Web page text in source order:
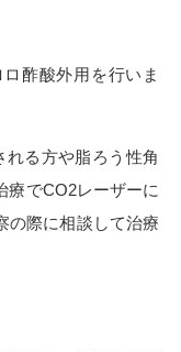
酢酸外用を行いま
る方や脂ろう性角
療でCO2レーザーに
の際に相談して治療